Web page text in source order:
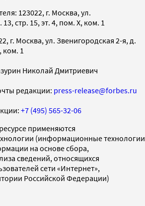
123022, г. Москва, ул.
стр. 15, эт. 4, пом. X, ком. 1
г. Москва, ул. Звенигородская 2-я, д.
ком. 1
Николай Дмитриевич
редакции: press-release@forbes.ru
+7 (495) 565-32-06
применяются
(информационные технологии
на основе сбора,
сведений, относящихся
сети «Интернет»,
Российской Федерации)